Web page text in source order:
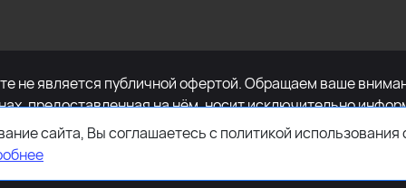
является публичной офертой. Обращаем ваше
предоставленная на нём, носит исключительно
положениями Статьи 437 Гражданского
указанных товаров и (или) услуг, пожалуйста,
+7-495-627-77-11.
сайта, Вы соглашаетесь с политикой использования